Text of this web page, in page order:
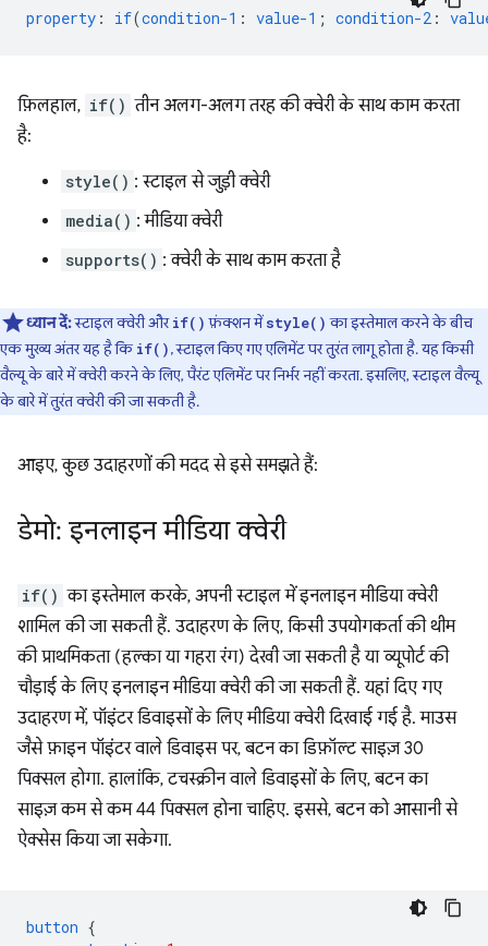
property : if(condition-1 : value-1 ; condition-2 :
फ़िलहाल, if() तीन अलग-अलग तरह की क्वेरी के साथ काम करता
है:
style() : स्टाइल से जुड़ी क्वेरी
media() : मीडिया क्वेरी
supports() : क्वेरी के साथ काम करता है
ध्यान दें:स्टाइल क्वेरी औरif() फ़ंक्शन मेंstyle() का इस्तेमाल करने के बीच
एक मुख्य अंतर यह है कि if(), स्टाइल किए गए एलिमेंट पर तुरंत लागू होता है. यह किसी
वैल्यू के बारे में क्वेरी करने के लिए, पैरंट एलिमेंट पर निर्भर नहीं करता. इसलिए, स्टाइल वैल्यू
के बारे में तुरंत क्वेरी की जा सकती है.
आइए, कुछ उदाहरणों की मदद से इसे समझते हैं:
डेमो: इनलाइन मीडिया क्वेरी
if() का इस्तेमाल करके, अपनी स्टाइल में इनलाइन मीडिया क्वेरी
शामिल की जा सकती हैं. उदाहरण के लिए, किसी उपयोगकर्ता की थीम
की प्राथमिकता (हल्का या गहरा रंग) देखी जा सकती है या व्यूपोर्ट की
चौड़ाई के लिए इनलाइन मीडिया क्वेरी की जा सकती हैं. यहां दिए गए
उदाहरण में, पॉइंटर डिवाइसों के लिए मीडिया क्वेरी दिखाई गई है. माउस
जैसे फ़ाइन पॉइंटर वाले डिवाइस पर, बटन का डिफ़ॉल्ट साइज़ 30
पिक्सल होगा. हालांकि, टचस्क्रीन वाले डिवाइसों के लिए, बटन का
साइज़ कम से कम 44 पिक्सल होना चाहिए. इससे, बटन को आसानी से
ऐक्सेस किया जा सकेगा.
button {